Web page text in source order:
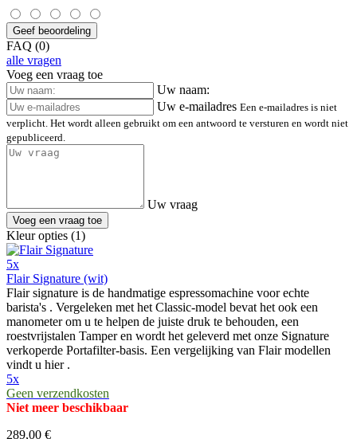
Geef beoordeling
FAQ (0)
alle vragen
Voeg een vraag toe
Uw naam:
Uw e-mailadres Een e-mailadres is niet
verplicht. Het wordt alleen gebruikt om een antwoord te versturen en wordt niet
gepubliceerd.
Uw vraag
Voeg een vraag toe
Kleur opties (1)
5x
Flair Signature (wit)
Flair signature is de handmatige espressomachine voor echte
barista's . Vergeleken met het Classic-model bevat het ook een
manometer om u te helpen de juiste druk te behouden, een
roestvrijstalen Tamper en wordt het geleverd met onze Signature
verkoperde Portafilter-basis. Een vergelijking van Flair modellen
vindt u hier .
5x
Geen verzendkosten
Niet meer beschikbaar
289,00 €